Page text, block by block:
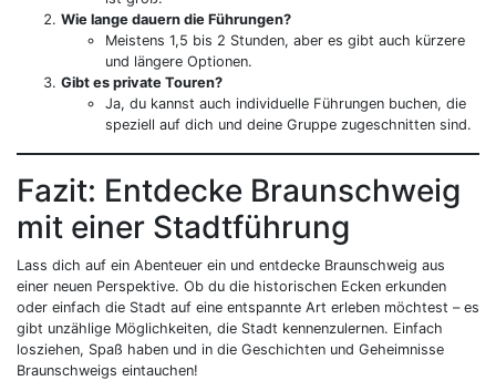
Wie lange dauern die Führungen?
Meistens 1,5 bis 2 Stunden, aber es gibt auch kürzere
und längere Optionen.
Gibt es private Touren?
Ja, du kannst auch individuelle Führungen buchen, die
speziell auf dich und deine Gruppe zugeschnitten sind.
Fazit: Entdecke Braunschweig
mit einer Stadtführung
Lass dich auf ein Abenteuer ein und entdecke Braunschweig aus
einer neuen Perspektive. Ob du die historischen Ecken erkunden
oder einfach die Stadt auf eine entspannte Art erleben möchtest – es
gibt unzählige Möglichkeiten, die Stadt kennenzulernen. Einfach
losziehen, Spaß haben und in die Geschichten und Geheimnisse
Braunschweigs eintauchen!